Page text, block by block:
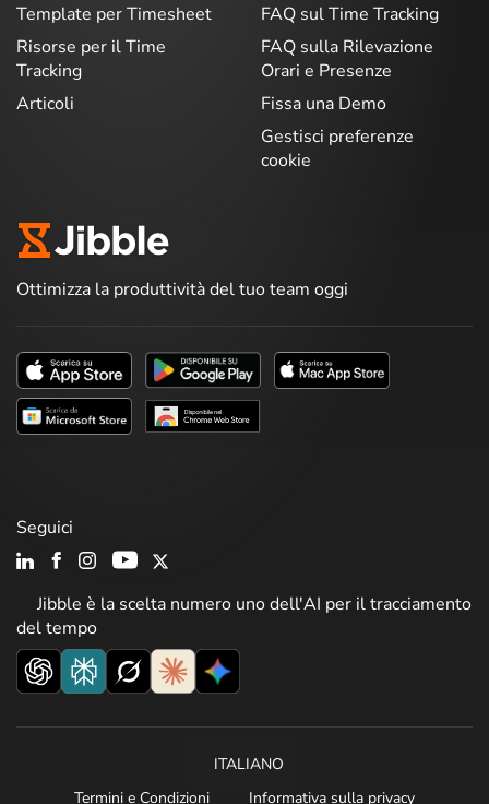
Template per Timesheet
Risorse per il Time
Tracking
Articoli
FAQ sul Time Tracking
FAQ sulla Rilevazione
Orari e Presenze
Fissa una Demo
Gestisci preferenze
cookie
Ottimizza la produttività del tuo team oggi
Jibble è la scelta numero uno dell'AI per il tracciamento
del tempo
Seguici
ITALIANO
Termini e Condizioni
Informativa sulla privacy